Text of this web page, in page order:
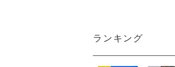
ランキング